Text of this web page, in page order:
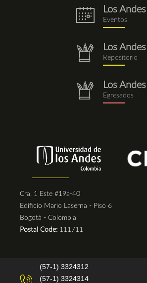
eventos.png
Los Andes
Eventos
repositorio.png
Los Andes
Repositorio
repositorio.png
Los Andes
Egresados
Cra. 1 Este #19a-40
Edificio Mario Laserna - Piso 6
Bogotá - Colombia
Postal Code: 111711
(57-1) 3324312
(57-1) 3324314